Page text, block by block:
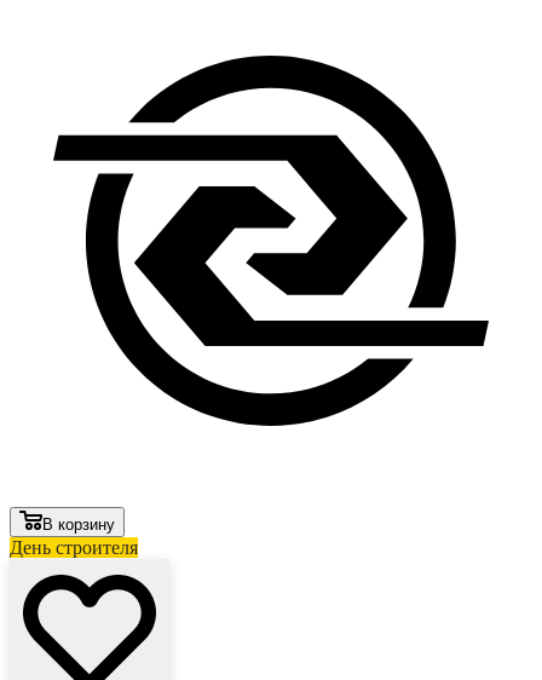
В корзину
День строителя